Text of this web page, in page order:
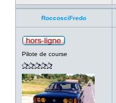
RoccosciFredo
Pilote de course